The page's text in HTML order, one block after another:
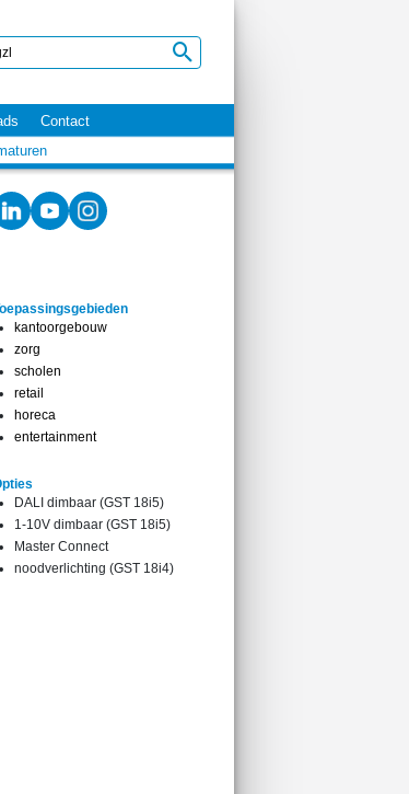
Contact
kantoorgebouw
zorg
scholen
retail
horeca
entertainment
DALI dimbaar (GST 18i5)
1-10V dimbaar (GST 18i5)
Master Connect
noodverlichting (GST 18i4)